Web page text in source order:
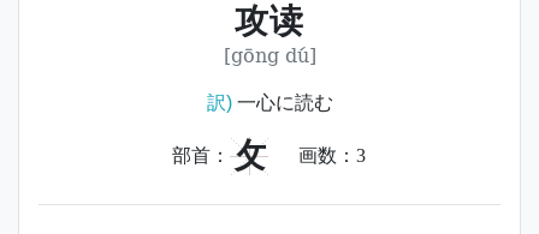
攻读
[gōng dú]
訳)一心に読む
部首： 攵 画数： 3